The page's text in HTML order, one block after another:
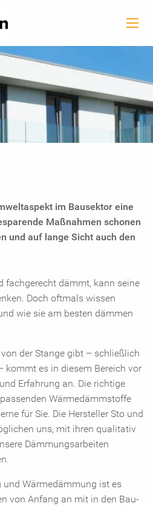
im Bausektor eine
Maßnahmen schonen
und auf lange Sicht auch den
fachgerecht dämmt, kann seine
Doch oftmals wissen
wie sie am besten dämmen
der Stange gibt – schließlich
kommt es in diesem Bereich vor
Erfahrung an. Die richtige
Wärmedämmstoffe
für Sie. Die Hersteller Sto und
uns, mit ihren qualitativ
Dämmungsarbeiten
und Wärmedämmung ist es
von Anfang an mit in den Bau-